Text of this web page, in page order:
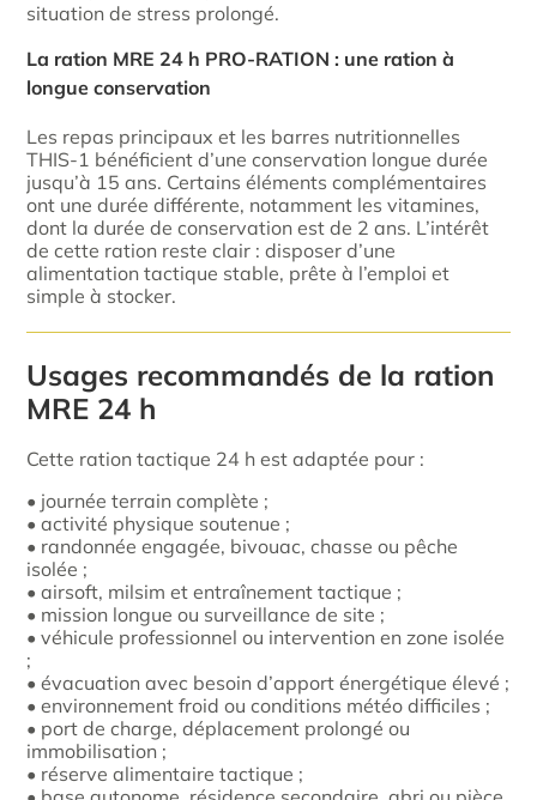
situation de stress prolongé.
La ration MRE 24 h PRO-RATION : une ration à
longue conservation
Les repas principaux et les barres nutritionnelles
THIS-1 bénéficient d’une conservation longue durée
jusqu’à 15 ans. Certains éléments complémentaires
ont une durée différente, notamment les vitamines,
dont la durée de conservation est de 2 ans. L’intérêt
de cette ration reste clair : disposer d’une
alimentation tactique stable, prête à l’emploi et
simple à stocker.
Usages recommandés de la ration
MRE 24 h
Cette ration tactique 24 h est adaptée pour :
• journée terrain complète ;
• activité physique soutenue ;
• randonnée engagée, bivouac, chasse ou pêche
isolée ;
• airsoft, milsim et entraînement tactique ;
• mission longue ou surveillance de site ;
• véhicule professionnel ou intervention en zone isolée
;
• évacuation avec besoin d’apport énergétique élevé ;
• environnement froid ou conditions météo difficiles ;
• port de charge, déplacement prolongé ou
immobilisation ;
• réserve alimentaire tactique ;